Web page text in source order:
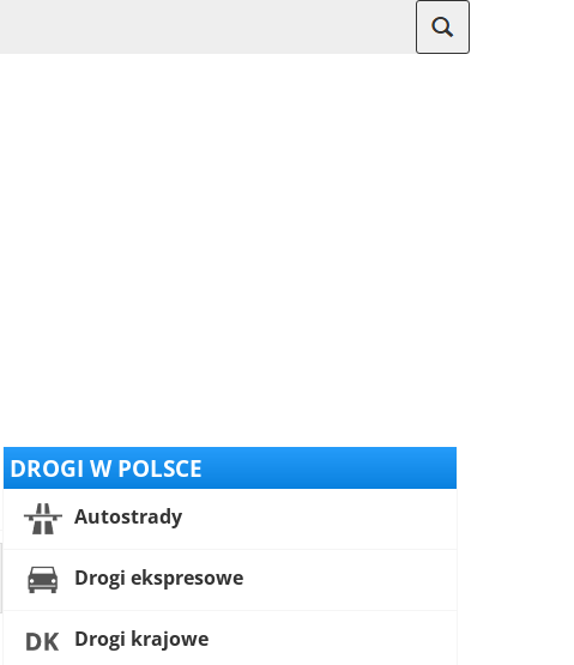
DROGI W POLSCE
Autostrady
Drogi ekspresowe
Drogi krajowe